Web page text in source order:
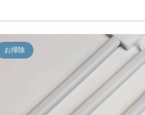
お掃除